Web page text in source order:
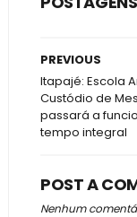
PREVIOUS
Itapajé: Escola
Custódio de
passará a
tempo integral
POST A
Nenhum